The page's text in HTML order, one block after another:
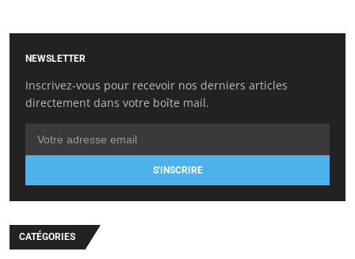
NEWSLETTER
Inscrivez-vous pour recevoir nos derniers articles
directement dans votre boîte mail.
S'INSCRIRE
CATÉGORIES